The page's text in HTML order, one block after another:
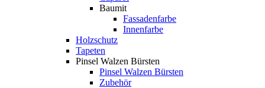
Baumit
Fassadenfarbe
Innenfarbe
Holzschutz
Tapeten
Pinsel Walzen Bürsten
Pinsel Walzen Bürsten
Zubehör